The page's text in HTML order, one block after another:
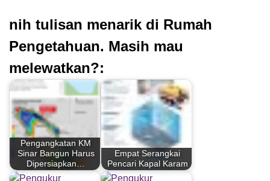
nih tulisan menarik di Rumah
Pengetahuan. Masih mau
melewatkan?:
Pengangkatan KM
Sinar Bangun Harus
Dipersiapkan…
Empat Serangkai
Pencari Kapal Karam